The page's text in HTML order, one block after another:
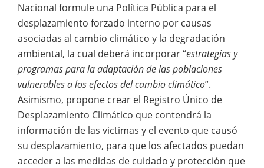
Nacional formule una Política Pública para el
desplazamiento forzado interno por causas
asociadas al cambio climático y la degradación
ambiental, la cual deberá incorporar “estrategias y
programas para la adaptación de las poblaciones
vulnerables a los efectos del cambio climático”.
Asimismo, propone crear el Registro Único de
Desplazamiento Climático que contendrá la
información de las victimas y el evento que causó
su desplazamiento, para que los afectados puedan
acceder a las medidas de cuidado y protección que